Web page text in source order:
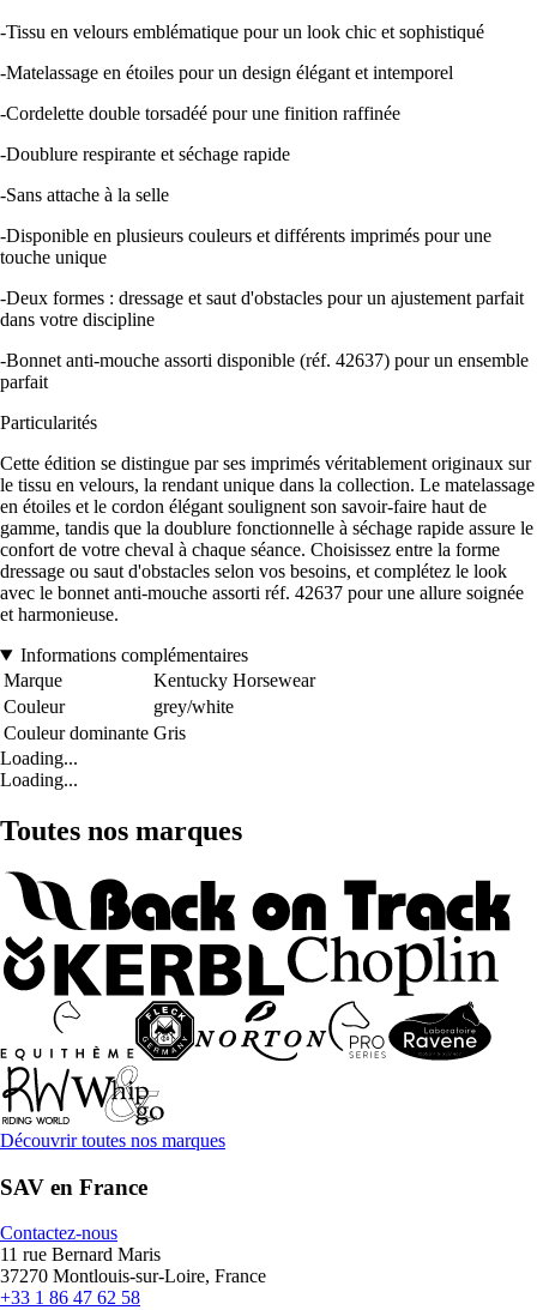
-Tissu en velours emblématique pour un look chic et sophistiqué
-Matelassage en étoiles pour un design élégant et intemporel
-Cordelette double torsadéé pour une finition raffinée
-Doublure respirante et séchage rapide
-Sans attache à la selle
-Disponible en plusieurs couleurs et différents imprimés pour une
touche unique
-Deux formes : dressage et saut d'obstacles pour un ajustement parfait
dans votre discipline
-Bonnet anti-mouche assorti disponible (réf. 42637) pour un ensemble
parfait
Particularités
Cette édition se distingue par ses imprimés véritablement originaux sur
le tissu en velours, la rendant unique dans la collection. Le matelassage
en étoiles et le cordon élégant soulignent son savoir-faire haut de
gamme, tandis que la doublure fonctionnelle à séchage rapide assure le
confort de votre cheval à chaque séance. Choisissez entre la forme
dressage ou saut d'obstacles selon vos besoins, et complétez le look
avec le bonnet anti-mouche assorti réf. 42637 pour une allure soignée
et harmonieuse.
Informations complémentaires
Marque
Kentucky Horsewear
Couleur
grey/white
Couleur dominante Gris
Loading...
Loading...
Toutes nos marques
Découvrir toutes nos marques
SAV en France
Contactez-nous
11 rue Bernard Maris
37270 Montlouis-sur-Loire, France
+33 1 86 47 62 58